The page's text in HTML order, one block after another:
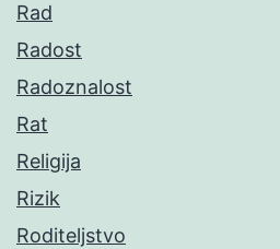
Rad
Radost
Radoznalost
Rat
Religija
Rizik
Roditeljstvo